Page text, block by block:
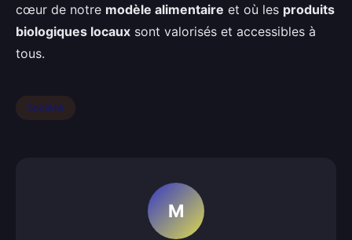
cœur de notre modèle alimentaire et où les produits
biologiques locaux sont valorisés et accessibles à
tous.
Société
M